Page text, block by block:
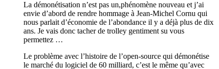
La démonétisation n’est pas un,phénomène nouveau et j’ai
envie d’abord de rendre hommage à Jean-Michel Cornu qui
nous parlait d’économie de l’abondance il y a déjà plus de dix
ans. Je vais donc tacher de trolley gentiment su vous
permettez …
Le problème avec l’histoire de l’open-source qui démonétise
le marché du logiciel de 60 milliard, c’est le même qu’avec